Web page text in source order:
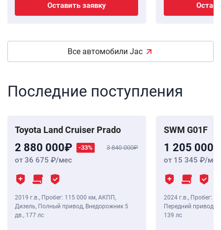
Оставить заявку
Все автомобили Jac
Последние поступления
Toyota Land Cruiser Prado
2 880 000 -33% 3 840 000
от 36 675 /мес
2019 г.в., Пробег: 115 000 км, АКПП,
Дизель, Полный привод, Внедорожник 5
дв., 177 лс
SWM G01F
1 205 000
от 15 345 /мес
2024 г.в., Пробег: 8
Передний привод,
139 лс